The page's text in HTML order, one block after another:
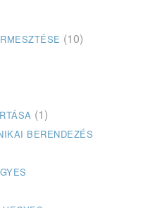
(10)
(1)
BERENDEZÉS